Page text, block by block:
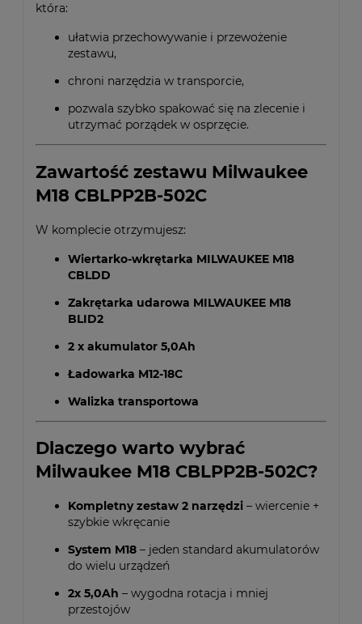
która:
ułatwia przechowywanie i przewożenie
zestawu,
chroni narzędzia w transporcie,
pozwala szybko spakować się na zlecenie i
utrzymać porządek w osprzęcie.
Zawartość zestawu Milwaukee
M18 CBLPP2B-502C
W komplecie otrzymujesz:
Wiertarko-wkrętarka MILWAUKEE M18
CBLDD
Zakrętarka udarowa MILWAUKEE M18
BLID2
2 x akumulator 5,0Ah
Ładowarka M12-18C
Walizka transportowa
Dlaczego warto wybrać
Milwaukee M18 CBLPP2B-502C?
Kompletny zestaw 2 narzędzi – wiercenie +
szybkie wkręcanie
System M18 – jeden standard akumulatorów
do wielu urządzeń
2x 5,0Ah – wygodna rotacja i mniej
przestojów